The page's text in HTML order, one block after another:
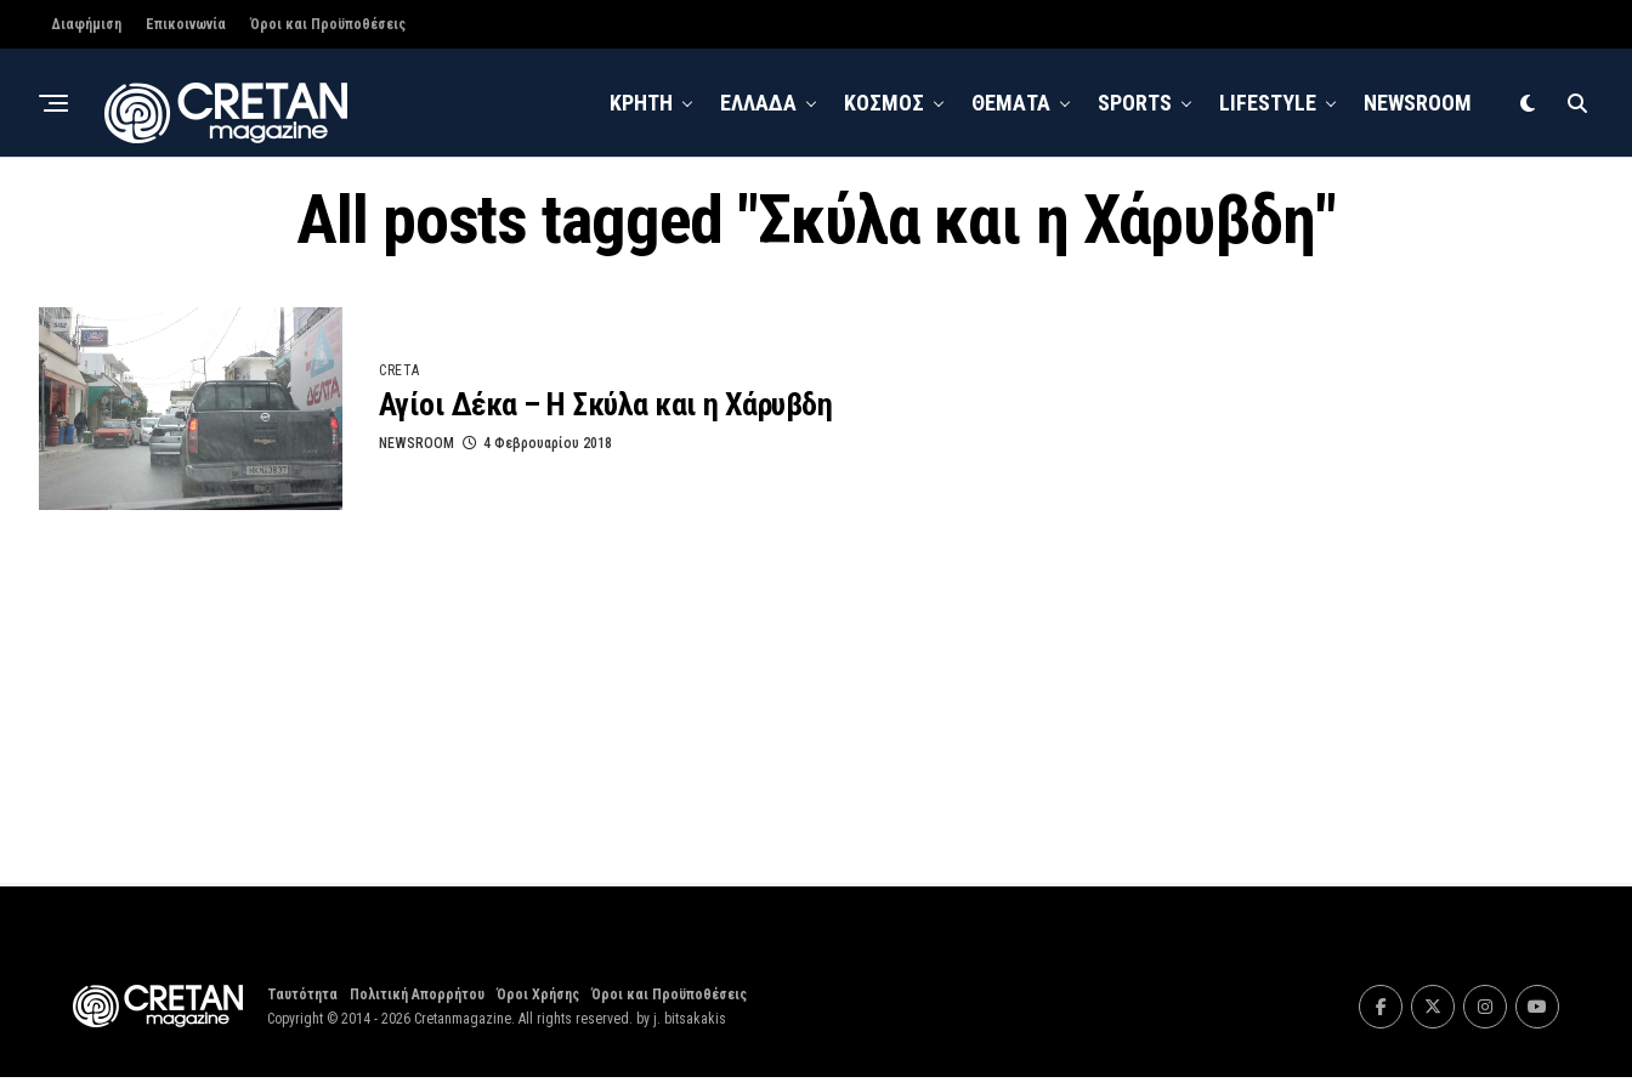
Διαφήμιση Επικοινωνία Όροι και Προϋποθέσεις
ΚΡΗΤΗ ΕΛΛΑΔΑ ΚΟΣΜΟΣ ΘΕΜΑΤΑ SPORTS LIFESTYLE NEWSROOM
All posts tagged "Σκύλα και η Χάρυβδη"
CRETA
Αγίοι Δέκα – Η Σκύλα και η Χάρυβδη
NEWSROOM 4 Φεβρουαρίου 2018
Ταυτότητα Πολιτική Απορρήτου Όροι Χρήσης
Όροι και Προϋποθέσεις
Copyright © 2014 - 2026 Cretanmagazine. All rights reserved. by j. bitsakakis